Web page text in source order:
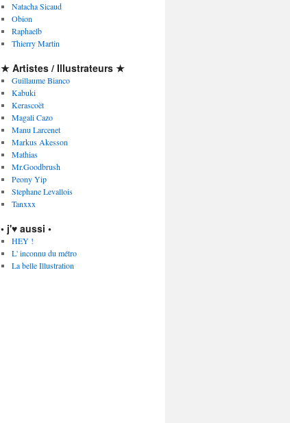
Natacha Sicaud
Obion
Raphaelb
Thierry Martin
★ Artistes / Illustrateurs ★
Guillaume Bianco
Kabuki
Kerascoët
Magali Cazo
Manu Larcenet
Markus Akesson
Mathias
Mr.Goodbrush
Peony Yip
Stephane Levallois
Tanxxx
• j'♥ aussi •
HEY !
L' inconnu du métro
La belle Illustration